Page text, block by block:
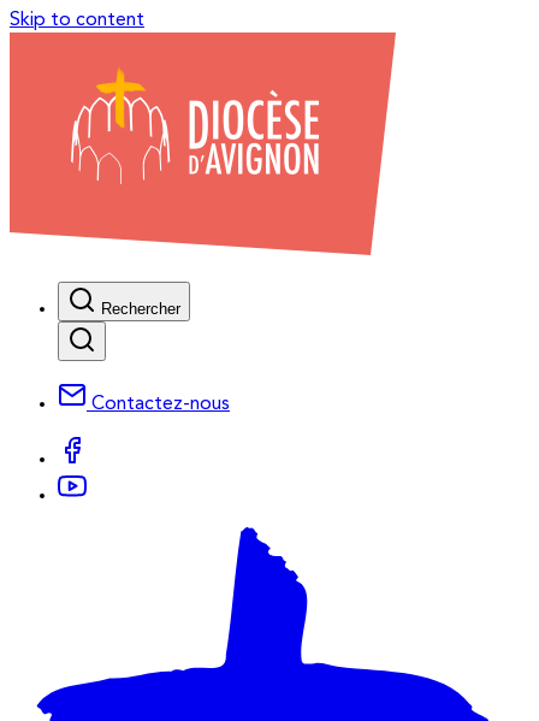
Skip to content
Rechercher
Contactez-nous